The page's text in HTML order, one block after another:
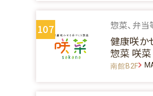
107 惣菜、弁当
健康咲か
惣菜 咲菜
南館B2F